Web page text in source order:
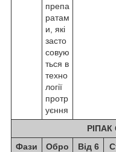
препа
ратам
и, які
засто
совую
ться в
техно
логії
протр
уєння
Фази
Обро
Від 6